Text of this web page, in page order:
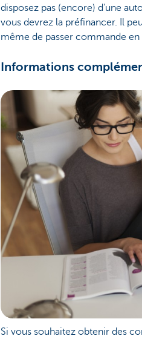
disposez pas (encore) d'une
vous devrez la préfinancer. Il
même de passer commande en
Informations
Si vous souhaitez obtenir des